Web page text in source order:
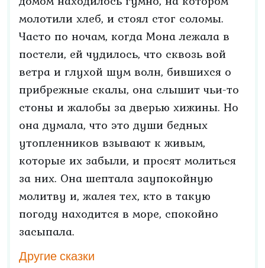
молотили хлеб, и стоял стог соломы.
Часто по ночам, когда Мона лежала в
постели, ей чудилось, что сквозь вой
ветра и глухой шум волн, бившихся о
прибрежные скалы, она слышит чьи-то
стоны и жалобы за дверью хижины. Но
она думала, что это души бедных
утопленников взывают к живым,
которые их забыли, и просят молиться
за них. Она шептала заупокойную
молитву и, жалея тех, кто в такую
погоду находится в море, спокойно
засыпала.
Другие сказки